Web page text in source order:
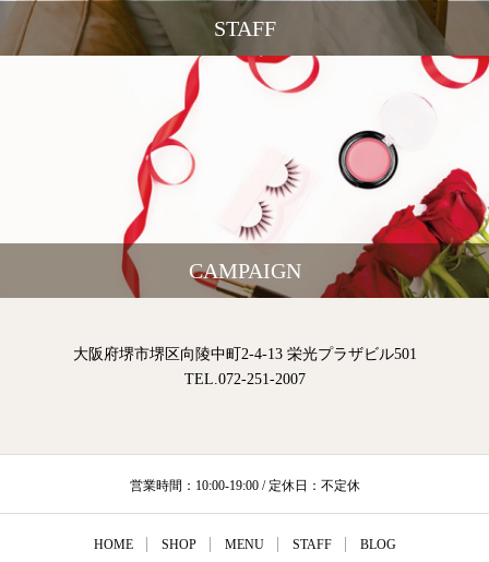
STAFF
CAMPAIGN
大阪府堺市堺区向陵中町2-4-13 栄光プラザビル501
TEL.072-251-2007
営業時間：10:00-19:00 / 定休日：不定休
HOME SHOP MENU STAFF BLOG